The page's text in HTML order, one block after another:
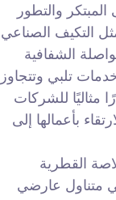
والتطور
التكيف الصناعي
الشفافية
تلبي وتتجاوز
مثاليًا للشركات
بأعمالها إلى
القطرية
متناول عارضي